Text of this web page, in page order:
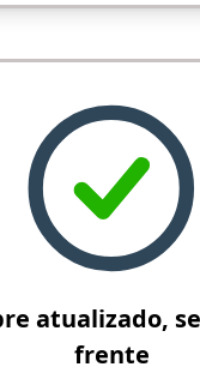
atualizado,
frente